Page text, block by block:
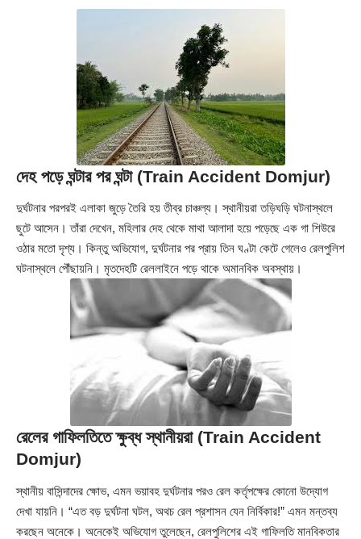
দেহ পড়ে ঘন্টার পর ঘন্টা (Train Accident Domjur)
দুর্ঘটনার পরপরই এলাকা জুড়ে তৈরি হয় তীব্র চাঞ্চল্য। স্থানীয়রা তড়িঘড়ি ঘটনাস্থলে
ছুটে আসেন। তাঁরা দেখেন, মহিলার দেহ থেকে মাথা আলাদা হয়ে পড়েছে এক গা শিউরে
ওঠার মতো দৃশ্য। কিন্তু অভিযোগ, দুর্ঘটনার পর প্রায় তিন ঘণ্টা কেটে গেলেও রেলপুলিশ
ঘটনাস্থলে পৌঁছায়নি। মৃতদেহটি রেললাইনে পড়ে থাকে অমানবিক অবস্থায়।
রেলের গাফিলতিতে ক্ষুব্ধ স্থানীয়রা (Train Accident
Domjur)
স্থানীয় বাসিন্দাদের ক্ষোভ, এমন ভয়াবহ দুর্ঘটনার পরও রেল কর্তৃপক্ষের কোনো উদ্যোগ
দেখা যায়নি। “এত বড় দুর্ঘটনা ঘটল, অথচ রেল প্রশাসন যেন নির্বিকার!” এমন মন্তব্য
করছেন অনেকে। অনেকেই অভিযোগ তুলেছেন, রেলপুলিশের এই গাফিলতি মানবিকতার